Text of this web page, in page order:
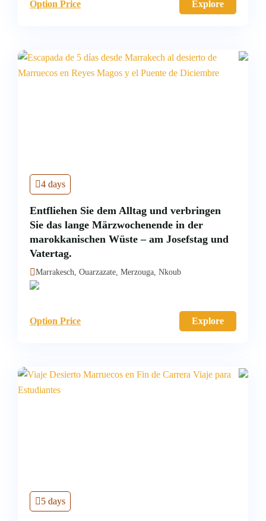
Option Price Explore
4 days
Entfliehen Sie dem Alltag und verbringen
Sie das lange Märzwochenende in der
marokkanischen Wüste – am Josefstag und
Vatertag.
Marrakesch, Ouarzazate, Merzouga, Nkoub
Option Price Explore
5 days